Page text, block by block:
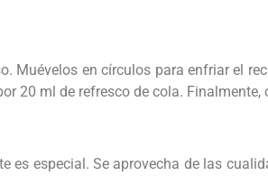
Muévelos en círculos para enfriar el
20 ml de refresco de cola.
es especial. Se aprovecha de las